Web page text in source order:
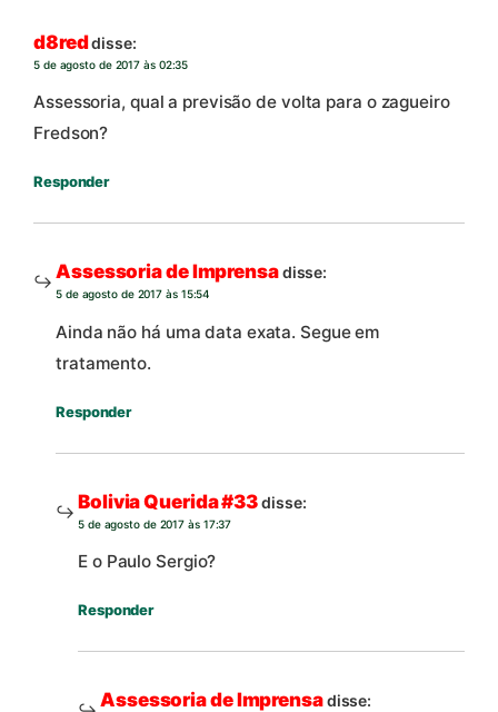
d8reddisse:
5 de agosto de 2017 às 02:35
Assessoria, qual a previsão de volta para o zagueiro
Fredson?
Responder
Assessoria de Imprensadisse:
5 de agosto de 2017 às 15:54
Ainda não há uma data exata. Segue em
tratamento.
Responder
Bolivia Querida #33disse:
5 de agosto de 2017 às 17:37
E o Paulo Sergio?
Responder
Assessoria de Imprensadisse: